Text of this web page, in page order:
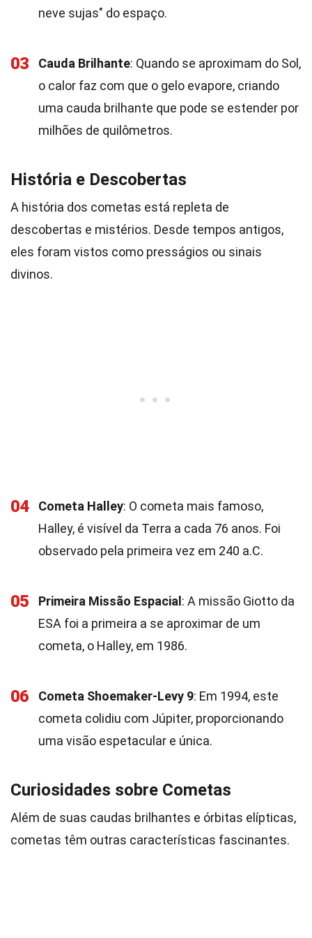
neve sujas" do espaço.
03 Cauda Brilhante: Quando se aproximam do Sol,
o calor faz com que o gelo evapore, criando
uma cauda brilhante que pode se estender por
milhões de quilômetros.
História e Descobertas
A história dos cometas está repleta de
descobertas e mistérios. Desde tempos antigos,
eles foram vistos como presságios ou sinais
divinos.
04 Cometa Halley: O cometa mais famoso,
Halley, é visível da Terra a cada 76 anos. Foi
observado pela primeira vez em 240 a.C.
05 Primeira Missão Espacial : A missão Giotto da
ESA foi a primeira a se aproximar de um
cometa, o Halley, em 1986.
06 Cometa Shoemaker-Levy 9: Em 1994, este
cometa colidiu com Júpiter, proporcionando
uma visão espetacular e única.
Curiosidades sobre Cometas
Além de suas caudas brilhantes e órbitas elípticas,
cometas têm outras características fascinantes.